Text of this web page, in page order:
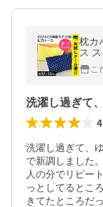
枕カ
ス
メー
こ
4
洗濯し過ぎて、
で新調しました
人の分でリピー
っとしてるとこ
きてたところだ